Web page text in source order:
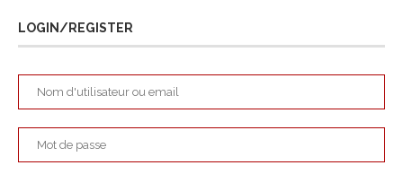
LOGIN/REGISTER